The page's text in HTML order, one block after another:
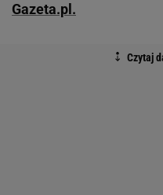
Gazeta.pl.